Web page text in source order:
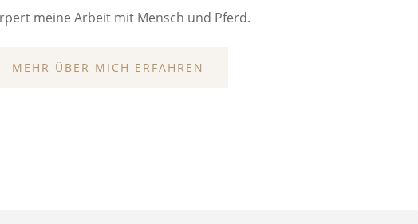
meine Arbeit mit Mensch und Pferd.
MEHR ÜBER MICH ERFAHREN